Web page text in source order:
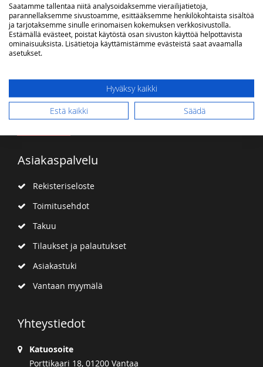
Uutiskirje
Tilaa
Tilaa
Asiakaspalvelu
Rekisteriseloste
Toimitusehdot
Takuu
Tilaukset ja palautukset
Asiakastuki
Vantaan myymälä
Yhteystiedot
Katuosoite
Porttikaari 18, 01200 Vantaa
Saatamme tallentaa niitä analysoidaksemme vierailijatietoja,
parannellaksemme sivustoamme, esittääksemme henkilökohtaista sisältöä
ja tarjotaksemme sinulle erinomaisen kokemuksen verkkosivustolla.
Estämällä evästeet, poistat käytöstä osan sivuston käyttöä helpottavista
ominaisuuksista. Lisätietoja käyttämistämme evästeistä saat avaamalla
asetukset.
Hyväksy kaikki
Estä kaikki
Säädä